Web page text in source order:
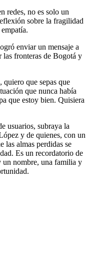
redes, no es solo un
sobre la fragilidad
enviar un mensaje a
las fronteras de Bogotá y
que sepas que
que nunca había
que estoy bien. Quisiera
usuarios, subraya la
y de quienes, con un
las almas perdidas se
Es un recordatorio de
un nombre, una familia y